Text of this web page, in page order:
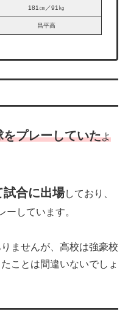
181㎝／91㎏
昌平高
をプレーしていたよ
試合に出場しており、
ーしています。
ませんが、高校は強豪校
ことは間違いないでしょ